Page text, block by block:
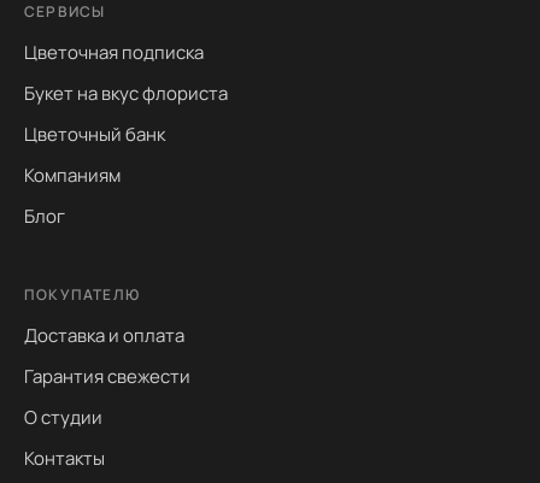
СЕРВИСЫ
Цветочная подписка
Букет на вкус флориста
Цветочный банк
Компаниям
Блог
ПОКУПАТЕЛЮ
Доставка и оплата
Гарантия свежести
О студии
Контакты